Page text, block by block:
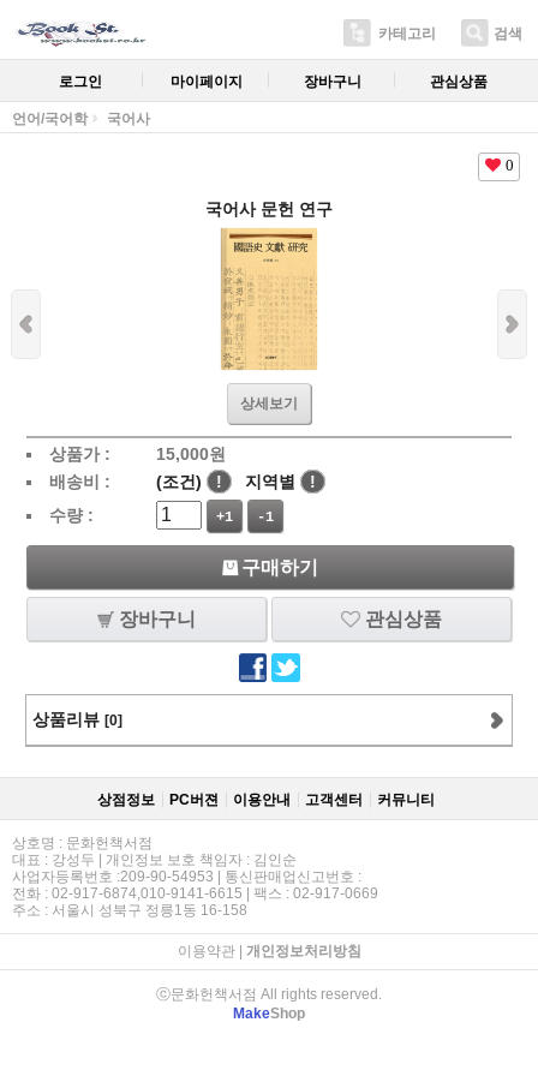
카테고리 검색
로그인 마이페이지 장바구니 관심상품
언어/국어학 국어사
0
국어사 문헌 연구
상세보기
상품가 : 15,000원
배송비 :
(조건) ! 지역별
!
수량 :
+1 -1
구매하기
장바구니 관심상품
상품리뷰 [0]
상점정보 PC버젼 이용안내 고객센터 커뮤니티
상호명 : 문화헌책서점
대표 : 강성두 | 개인정보 보호 책임자 : 김인순
사업자등록번호 :209-90-54953 | 통신판매업신고번호 :
전화 : 02-917-6874,010-9141-6615 | 팩스 : 02-917-0669
주소 : 서울시 성북구 정릉1동 16-158
이용약관| 개인정보처리방침
ⓒ문화헌책서점 All rights reserved.
MakeShop